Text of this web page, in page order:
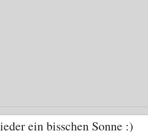
ein bisschen Sonne :)